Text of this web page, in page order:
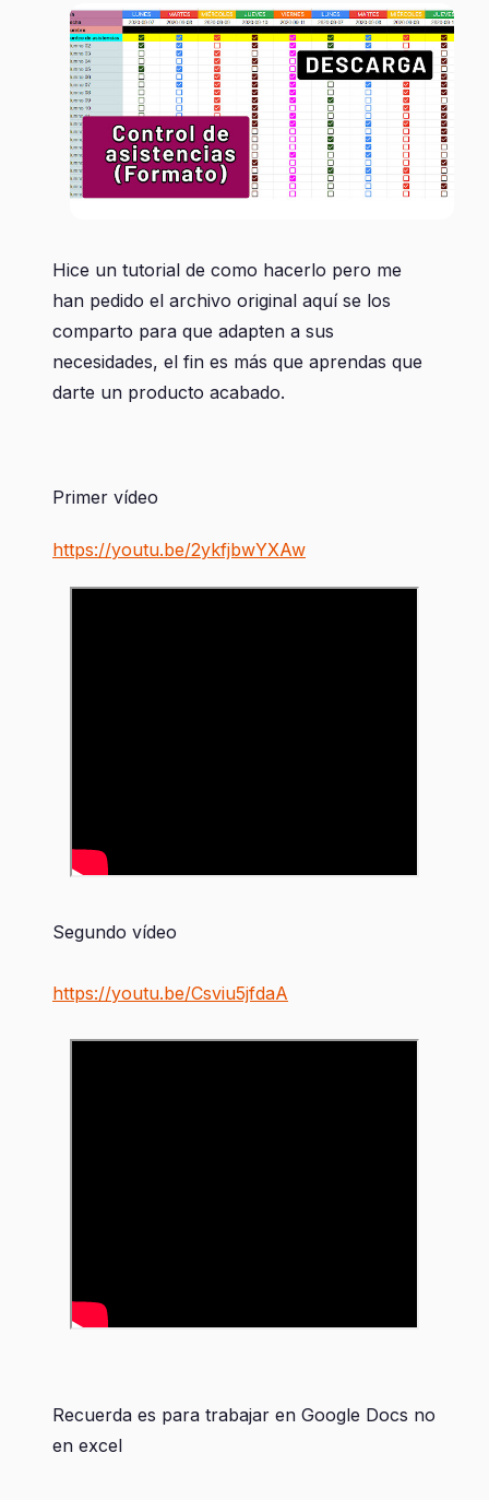
Hice un tutorial de como hacerlo pero me
han pedido el archivo original aquí se los
comparto para que adapten a sus
necesidades, el fin es más que aprendas que
darte un producto acabado.
Primer vídeo
https://youtu.be/2ykfjbwYXAw
Segundo vídeo
https://youtu.be/Csviu5jfdaA
Recuerda es para trabajar en Google Docs no
en excel